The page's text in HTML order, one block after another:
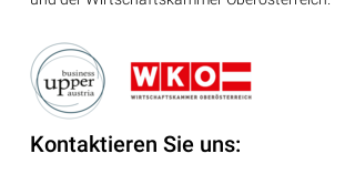
Kontaktieren Sie uns: